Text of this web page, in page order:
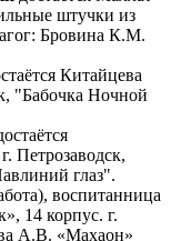
штучки из
Бровина К.М.
Китайцева
"Бабочка Ночной
Петрозаводск,
глаз".
воспитанница
14 корпус. г.
А.В. «Махаон»